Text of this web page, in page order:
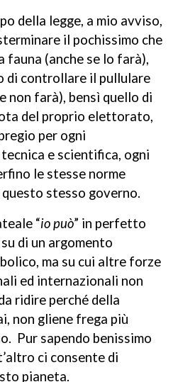
della legge, a mio avviso,
il pochissimo che
fauna (anche se lo farà),
di controllare il pullulare
non farà), bensì quello di
del proprio elettorato,
per ogni
e scientifica, ogni
le stesse norme
stesso governo.
“io può” in perfetto
di un argomento
ma su cui altre forze
ed internazionali non
ridire perché della
non gliene frega più
Pur sapendo benissimo
ci consente di
pianeta.